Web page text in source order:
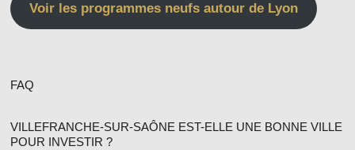
Voir les programmes neufs autour de Lyon
FAQ
VILLEFRANCHE-SUR-SAÔNE EST-ELLE UNE BONNE VILLE
POUR INVESTIR ?